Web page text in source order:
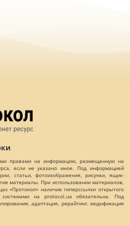
правами на информацию, размещенную на
если не указано иное. Под информацией
статьи, фотоизображения, рисунки, ящик-
материалы. При использовании материалов,
«Протокол» наличие гиперссылки открытого
на protocol.ua обязательна. Под
адаптация, рерайтинг, модификация